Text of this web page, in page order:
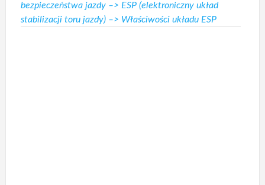
bezpieczeństwa jazdy –> ESP (elektroniczny układ
stabilizacji toru jazdy) –> Właściwości układu ESP